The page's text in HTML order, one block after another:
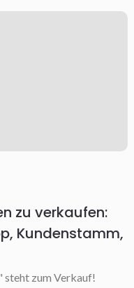
zu verkaufen:
Kundenstamm,
steht zum Verkauf!